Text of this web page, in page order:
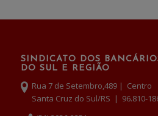
SINDICATO DOS
DO SUL E REGIÃO
Rua 7 de Setembro,489 | Centro
Santa Cruz do Sul/RS | 96.810-